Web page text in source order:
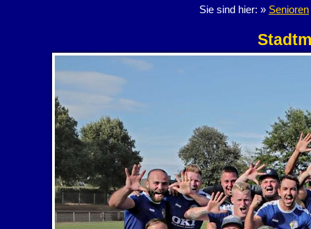
Sie sind hier: » Senioren